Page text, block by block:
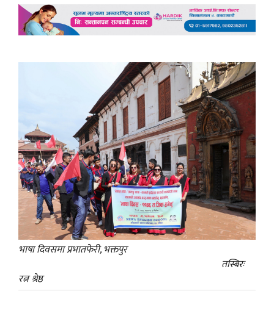
भाषा दिवसमा प्रभातफेरी, भक्तपुर
तस्बिरः
रत्न श्रेष्ठ